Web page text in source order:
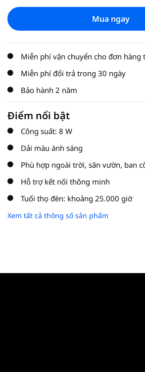
Mua ngay
Miễn phí vận chuyển cho đơn hàng
Miễn phí đổi trả trong 30 ngày
Bảo hành 2 năm
Điểm nổi bật
Công suất: 8 W
Dải màu ánh sáng
Phù hợp ngoài trời, sân vườn, ban
Hỗ trợ kết nối thông minh
Tuổi thọ đèn: khoảng 25.000 giờ
Xem tất cả thông số sản phẩm